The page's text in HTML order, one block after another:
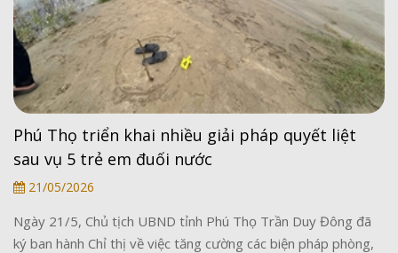
Phú Thọ triển khai nhiều giải pháp quyết liệt
sau vụ 5 trẻ em đuối nước
21/05/2026
Ngày 21/5, Chủ tịch UBND tỉnh Phú Thọ Trần Duy Đông đã
ký ban hành Chỉ thị về việc tăng cường các biện pháp phòng,